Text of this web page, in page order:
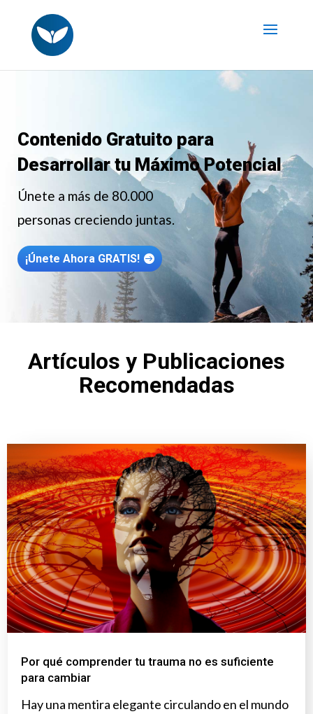
Contenido Gratuito para
Desarrollar tu Máximo Potencial
Únete a más de 80.000
personas creciendo juntas.
¡Únete Ahora GRATIS!
Artículos y Publicaciones
Recomendadas
Por qué comprender tu trauma no es suficiente
para cambiar
Hay una mentira elegante circulando en el mundo